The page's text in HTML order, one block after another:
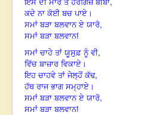
ਇਸ ਦੀ ਮਾਰ ਤੋਂ ਹਰਗਿਜ਼ ਬੀਬਾ
ਕਦੇ ਨਾ ਕੋਈ ਬਚ ਪਾਏ।
ਸਮਾਂ ਬੜਾ ਬਲਵਾਨ ਏ ਯਾਰੋ,
ਸਮਾਂ ਬੜਾ ਬਲਵਾਨ!
ਸਮਾਂ ਚਾਹੇ ਤਾਂ ਯੂਸੁਫ਼ ਨੂੰ ਵੀ,
ਵਿੱਚ ਬਾਜ਼ਾਰ ਵਿਕਾਏ।
ਇਹ ਚਾਹਵੇ ਤਾਂ ਜੇਲ੍ਹੋਂ ਕੱਢ,
ਹੱਥ ਰਾਜ ਭਾਗ ਸਮ੍ਹਾਏ।
ਸਮਾਂ ਬੜਾ ਬਲਵਾਨ ਏ ਯਾਰੋ,
ਸਮਾਂ ਬੜਾ ਬਲਵਾਨ!